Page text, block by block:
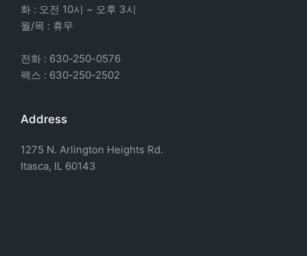
화 : 오전 10시 ~ 오후 3시
월/목 : 휴무
전화 : 630-250-0576
팩스 : 630-250-2502
Address
1275 N. Arlington Heights Rd.
Itasca, IL 60143